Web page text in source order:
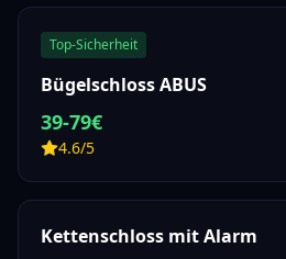
Top-Sicherheit
Bügelschloss ABUS
39-79€
4.6/5
Kettenschloss mit Alarm